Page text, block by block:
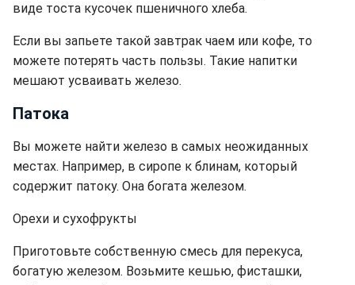
виде тоста кусочек пшеничного хлеба.
Если вы запьете такой завтрак чаем или кофе, то
можете потерять часть пользы. Такие напитки
мешают усваивать железо.
Патока
Вы можете найти железо в самых неожиданных
местах. Например, в сиропе к блинам, который
содержит патоку. Она богата железом.
Орехи и сухофрукты
Приготовьте собственную смесь для перекуса,
богатую железом. Возьмите кешью, фисташки,